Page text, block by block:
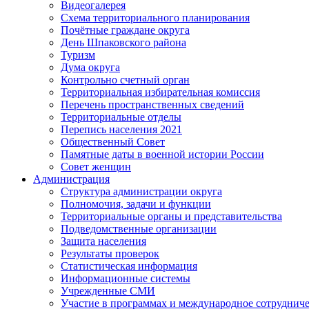
Видеогалерея
Схема территориального планирования
Почётные граждане округа
День Шпаковского района
Туризм
Дума округа
Контрольно счетный орган
Территориальная избирательная комиссия
Перечень пространственных сведений
Территориальные отделы
Перепись населения 2021
Общественный Совет
Памятные даты в военной истории России
Совет женщин
Администрация
Структура администрации округа
Полномочия, задачи и функции
Территориальные органы и представительства
Подведомственные организации
Защита населения
Результаты проверок
Статистическая информация
Информационные системы
Учрежденные СМИ
Участие в программах и международное